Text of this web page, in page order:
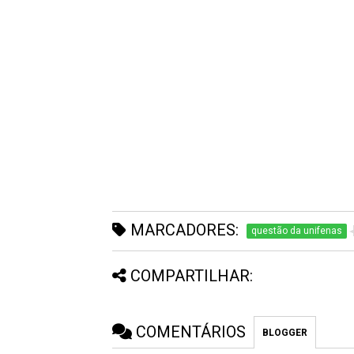
MARCADORES: questão da unifenas
COMPARTILHAR:
COMENTÁRIOS BLOGGER